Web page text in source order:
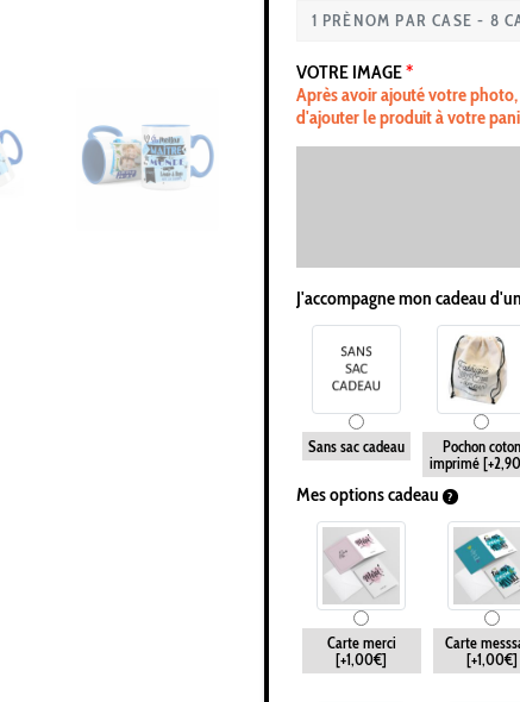
VOTRE IMAGE*
Après avoir ajouté votre
d'ajouter le produit à votre
J'accompagne mon cadeau
Sans sac cadeau
Pochon coton
imprimé
Mes options cadeau
Carte merci
[+1,00€]
Carte
[+1,00€]